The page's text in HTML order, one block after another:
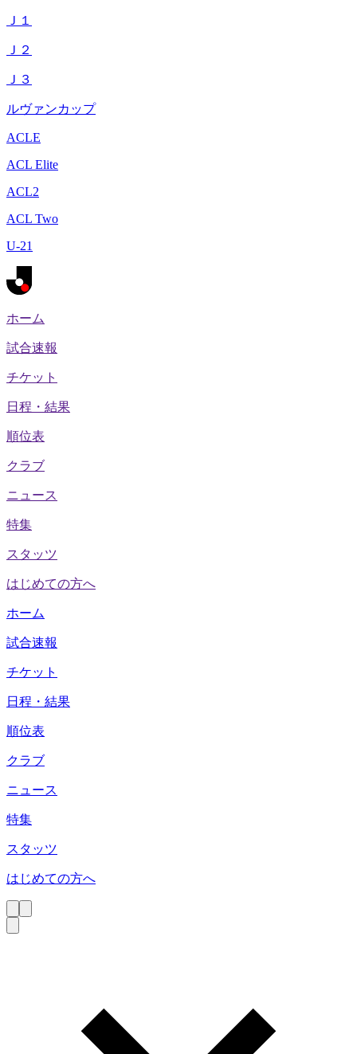
Ｊ１
Ｊ２
Ｊ３
ルヴァンカップ
ACLE
ACL Elite
ACL2
ACL Two
U-21
ホーム
試合速報
チケット
日程・結果
順位表
クラブ
ニュース
特集
スタッツ
はじめての方へ
ホーム
試合速報
チケット
日程・結果
順位表
クラブ
ニュース
特集
スタッツ
はじめての方へ